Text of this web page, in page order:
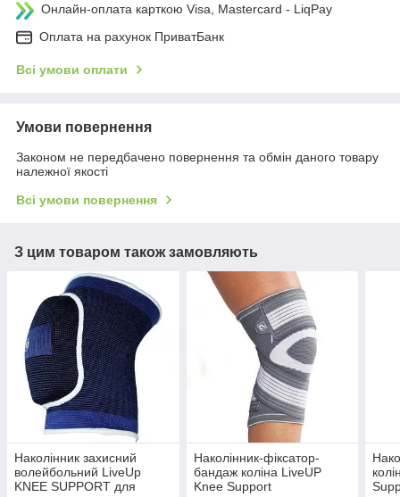
Онлайн-оплата карткою Visa, Mastercard - LiqPay
Оплата на рахунок ПриватБанк
Всі умови оплати
Умови повернення
Законом не передбачено повернення та обмін даного товару
належної якості
Всі умови повернення
З цим товаром також замовляють
Наколінник захисний
волейбольний LiveUp
KNEE SUPPORT для
Наколінник-фіксатор-
бандаж коліна LiveUP
Knee Support